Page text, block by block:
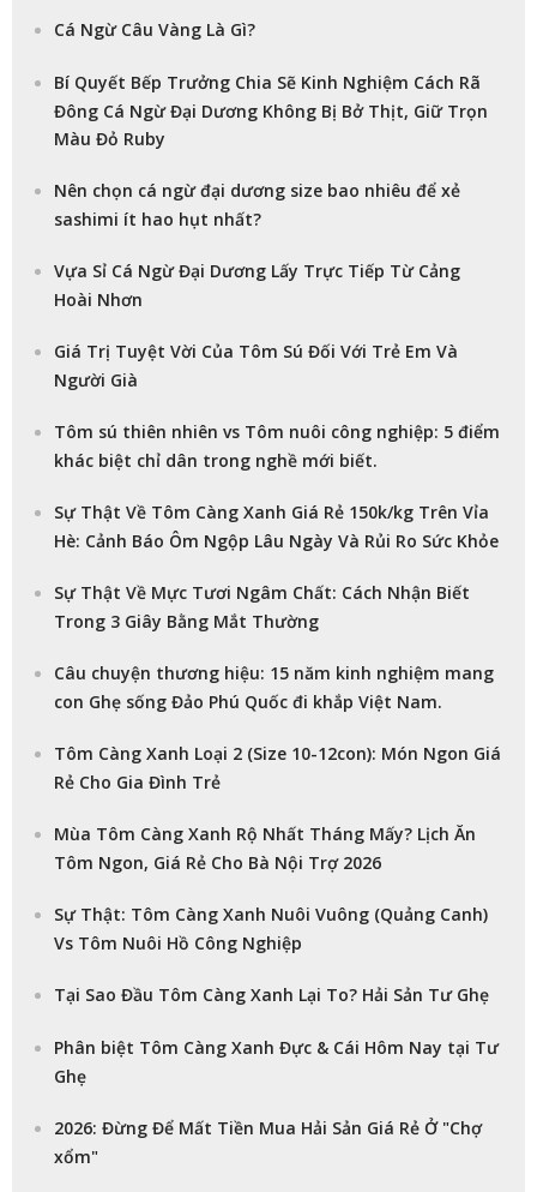
Cá Ngừ Câu Vàng Là Gì?
Bí Quyết Bếp Trưởng Chia Sẽ Kinh Nghiệm Cách Rã
Đông Cá Ngừ Đại Dương Không Bị Bở Thịt, Giữ Trọn
Màu Đỏ Ruby
Nên chọn cá ngừ đại dương size bao nhiêu để xẻ
sashimi ít hao hụt nhất?
Vựa Sỉ Cá Ngừ Đại Dương Lấy Trực Tiếp Từ Cảng
Hoài Nhơn
Giá Trị Tuyệt Vời Của Tôm Sú Đối Với Trẻ Em Và
Người Già
Tôm sú thiên nhiên vs Tôm nuôi công nghiệp: 5 điểm
khác biệt chỉ dân trong nghề mới biết.
Sự Thật Về Tôm Càng Xanh Giá Rẻ 150k/kg Trên Vỉa
Hè: Cảnh Báo Ôm Ngộp Lâu Ngày Và Rủi Ro Sức Khỏe
Sự Thật Về Mực Tươi Ngâm Chất: Cách Nhận Biết
Trong 3 Giây Bằng Mắt Thường
Câu chuyện thương hiệu: 15 năm kinh nghiệm mang
con Ghẹ sống Đảo Phú Quốc đi khắp Việt Nam.
Tôm Càng Xanh Loại 2 (Size 10-12con): Món Ngon Giá
Rẻ Cho Gia Đình Trẻ
Mùa Tôm Càng Xanh Rộ Nhất Tháng Mấy? Lịch Ăn
Tôm Ngon, Giá Rẻ Cho Bà Nội Trợ 2026
Sự Thật: Tôm Càng Xanh Nuôi Vuông (Quảng Canh)
Vs Tôm Nuôi Hồ Công Nghiệp
Tại Sao Đầu Tôm Càng Xanh Lại To? Hải Sản Tư Ghẹ
Phân biệt Tôm Càng Xanh Đực & Cái Hôm Nay tại Tư
Ghẹ
2026: Đừng Để Mất Tiền Mua Hải Sản Giá Rẻ Ở "Chợ
xổm"